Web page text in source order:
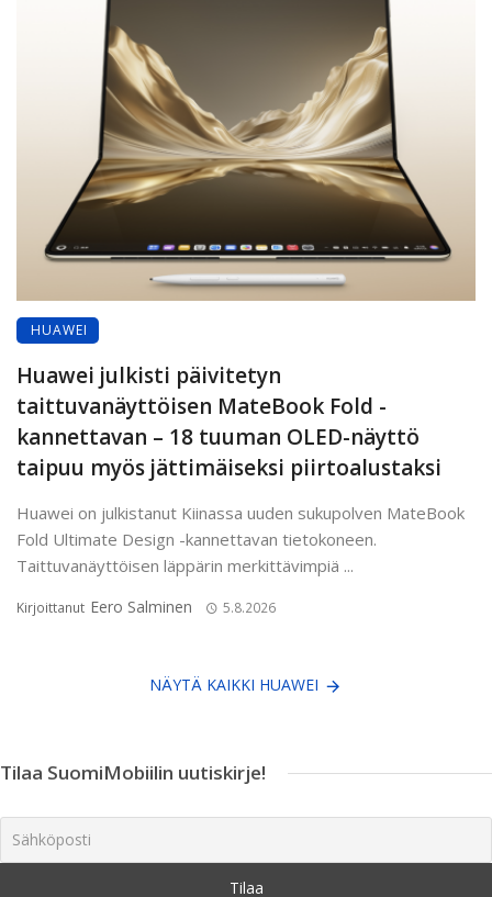
HUAWEI
Huawei julkisti päivitetyn
taittuvanäyttöisen MateBook Fold -
kannettavan – 18 tuuman OLED-näyttö
taipuu myös jättimäiseksi piirtoalustaksi
Huawei on julkistanut Kiinassa uuden sukupolven MateBook
Fold Ultimate Design -kannettavan tietokoneen.
Taittuvanäyttöisen läppärin merkittävimpiä ...
Kirjoittanut Eero Salminen 5.8.2026
NÄYTÄ KAIKKI HUAWEI
Tilaa SuomiMobiilin uutiskirje!